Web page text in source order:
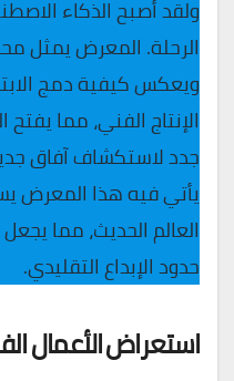
ولقد أصبح الذكاء
الرحلة. المعرض يمثل
ويعكس كيفية دمج
الإنتاج الفني، مما
جدد لاستكشاف آفاق
يأتي فيه هذا المعرض
العالم الحديث، مما
حدود الإبداع التقليدي.
استعراض الأعمال